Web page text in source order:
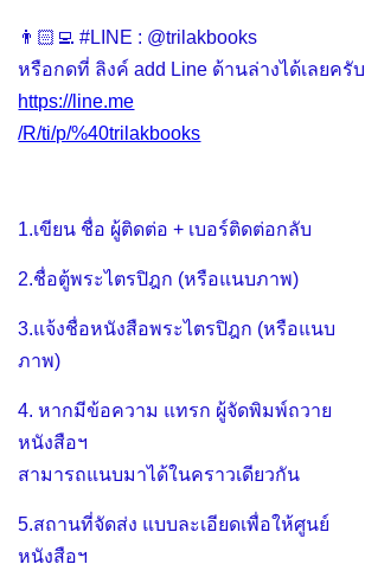
👨🏻‍💻 #LINE : @trilakbooks
หรือกดที่ ลิงค์ add Line ด้านล่างได้เลยครับ
https://line.me
/R/ti/p/%40trilakbooks
1.เขียน ชื่อ ผู้ติดต่อ + เบอร์ติดต่อกลับ
2.ชื่อตู้พระไตรปิฎก (หรือแนบภาพ)
3.แจ้งชื่อหนังสือพระไตรปิฎก (หรือแนบ
ภาพ)
4. หากมีข้อความ แทรก ผู้จัดพิมพ์ถวาย
หนังสือฯ
สามารถแนบมาได้ในคราวเดียวกัน
5.สถานที่จัดส่ง แบบละเอียดเพื่อให้ศูนย์
หนังสือฯ